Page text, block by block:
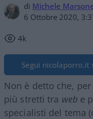
di Michele
6 Ottobre 2020,
4k
Segui nicolaporro.it
Non è detto che,
più stretti tra webe
specialisti del tema